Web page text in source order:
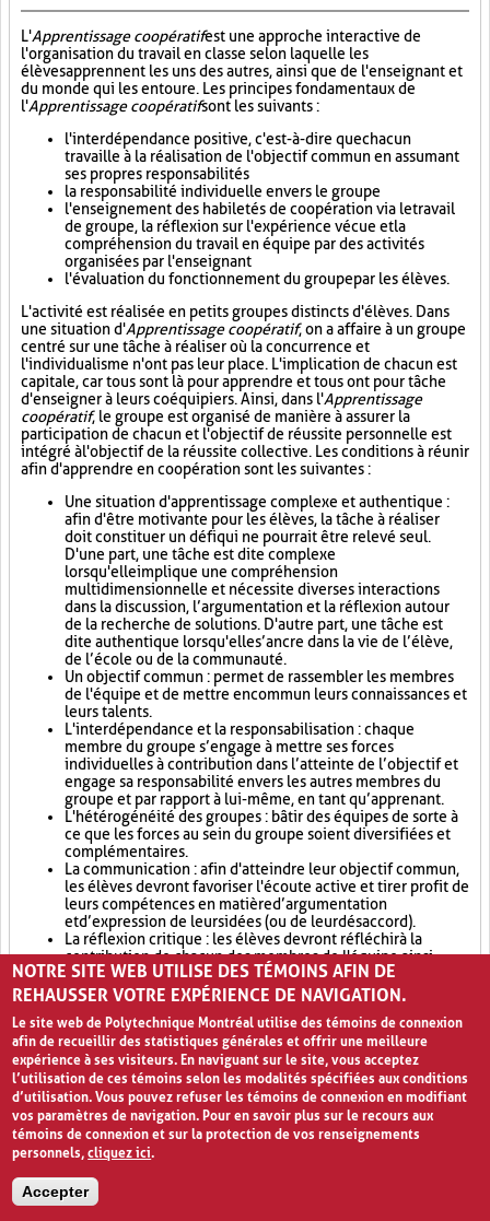
L'Apprentissage coopératifest une approche interactive de
l'organisation du travail en classe selon laquelle les
élèves apprennent les uns des autres, ainsi que de l'enseignant et
du monde qui les entoure. Les principes fondamentaux de
l'Apprentissage coopératifsont les suivants :
l'interdépendance positive, c'est-à-dire que chacun
travaille à la réalisation de l'objectif commun en assumant
ses propres responsabilités
la responsabilité individuelle envers le groupe
l'enseignement des habiletés de coopération via le travail
de groupe, la réflexion sur l'expérience vécue et la
compréhension du travail en équipe par des activités
organisées par l'enseignant
l'évaluation du fonctionnement du groupe par les élèves.
L'activité est réalisée en petits groupes distincts d'élèves. Dans
une situation d'Apprentissage coopératif, on a affaire à un groupe
centré sur une tâche à réaliser où la concurrence et
l'individualisme n'ont pas leur place. L'implication de chacun est
capitale, car tous sont là pour apprendre et tous ont pour tâche
d'enseigner à leurs coéquipiers. Ainsi, dans l'Apprentissage
coopératif, le groupe est organisé de manière à assurer la
participation de chacun et l'objectif de réussite personnelle est
intégré à l'objectif de la réussite collective. Les conditions à réunir
afin d'apprendre en coopération sont les suivantes :
Une situation d'apprentissage complexe et authentique :
afin d'être motivante pour les élèves, la tâche à réaliser
doit constituer un défi qui ne pourrait être relevé seul.
D'une part, une tâche est dite complexe
lorsqu'elle implique une compréhension
multidimensionnelle et nécessite diverses interactions
dans la discussion, l’argumentation et la réflexion autour
de la recherche de solutions. D'autre part, une tâche est
dite authentique lorsqu'elle s’ancre dans la vie de l’élève,
de l’école ou de la communauté.
Un objectif commun : permet de rassembler les membres
de l'équipe et de mettre en commun leurs connaissances et
leurs talents.
L'interdépendance et la responsabilisation : chaque
membre du groupe s’engage à mettre ses forces
individuelles à contribution dans l’atteinte de l’objectif et
engage sa responsabilité envers les autres membres du
groupe et par rapport à lui-même, en tant qu’apprenant.
L'hétérogénéité des groupes : bâtir des équipes de sorte à
ce que les forces au sein du groupe soient diversifiées et
complémentaires.
La communication : afin d'atteindre leur objectif commun,
les élèves devront favoriser l'écoute active et tirer profit de
leurs compétences en matière d’argumentation
et d’expression de leurs idées (ou de leur désaccord).
La réflexion critique : les élèves devront réfléchir à la
contribution de chacun des membres de l'équipe ainsi
qu’au fonctionnement du groupe par une discussion avec
l'enseignant ou une autoévaluation formelle.
En somme, apprendre en coopération, c’est plus que travailler en
équipe. Cela implique l’interdépendance, la responsabilisation
des membres du groupe et l’instauration d’un espace
d’apprentissage non compétitif qui valorise la démocratie,
l’égalité, l’équité, la solidarité ainsi que la responsabilité
personnelle et mutuelle.
Entraide (4) Enseignement par les pairs (7)
Socialisation (8)
NOTRE SITE WEB UTILISE DES TÉMOINS AFIN DE
REHAUSSER VOTRE EXPÉRIENCE DE NAVIGATION.
Le site web de Polytechnique Montréal utilise des témoins de connexion
afin de recueillir des statistiques générales et offrir une meilleure
expérience à ses visiteurs. En naviguant sur le site, vous acceptez
l’utilisation de ces témoins selon les modalités spécifiées aux conditions
d’utilisation. Vous pouvez refuser les témoins de connexion en modifiant
vos paramètres de navigation. Pour en savoir plus sur le recours aux
témoins de connexion et sur la protection de vos renseignements
personnels,cliquez ici.
Accepter